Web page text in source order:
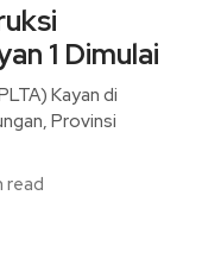
1 Dimulai
Kayan di
Provinsi
read